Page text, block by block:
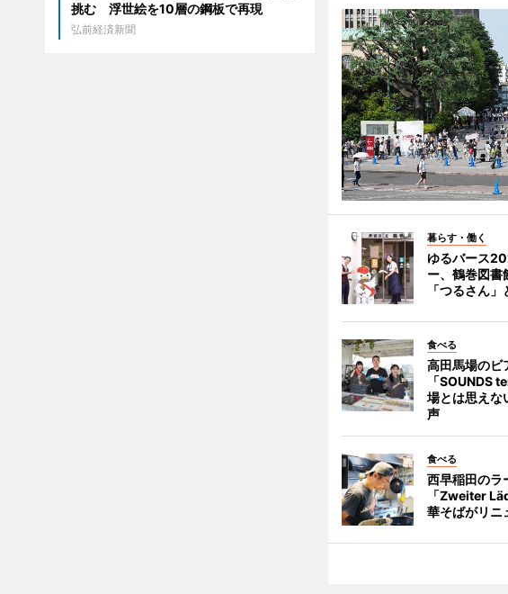
暮らす・働く
ゆるバース
ー、鶴巻図書
「つるさん」
食べる
高田馬場のビ
「SOUNDS
場とは思えな
声
食べる
西早稲田のラ
「Zweiter
華そばがリニ
挑む 浮世絵を10層の鋼板で再現
弘前経済新聞